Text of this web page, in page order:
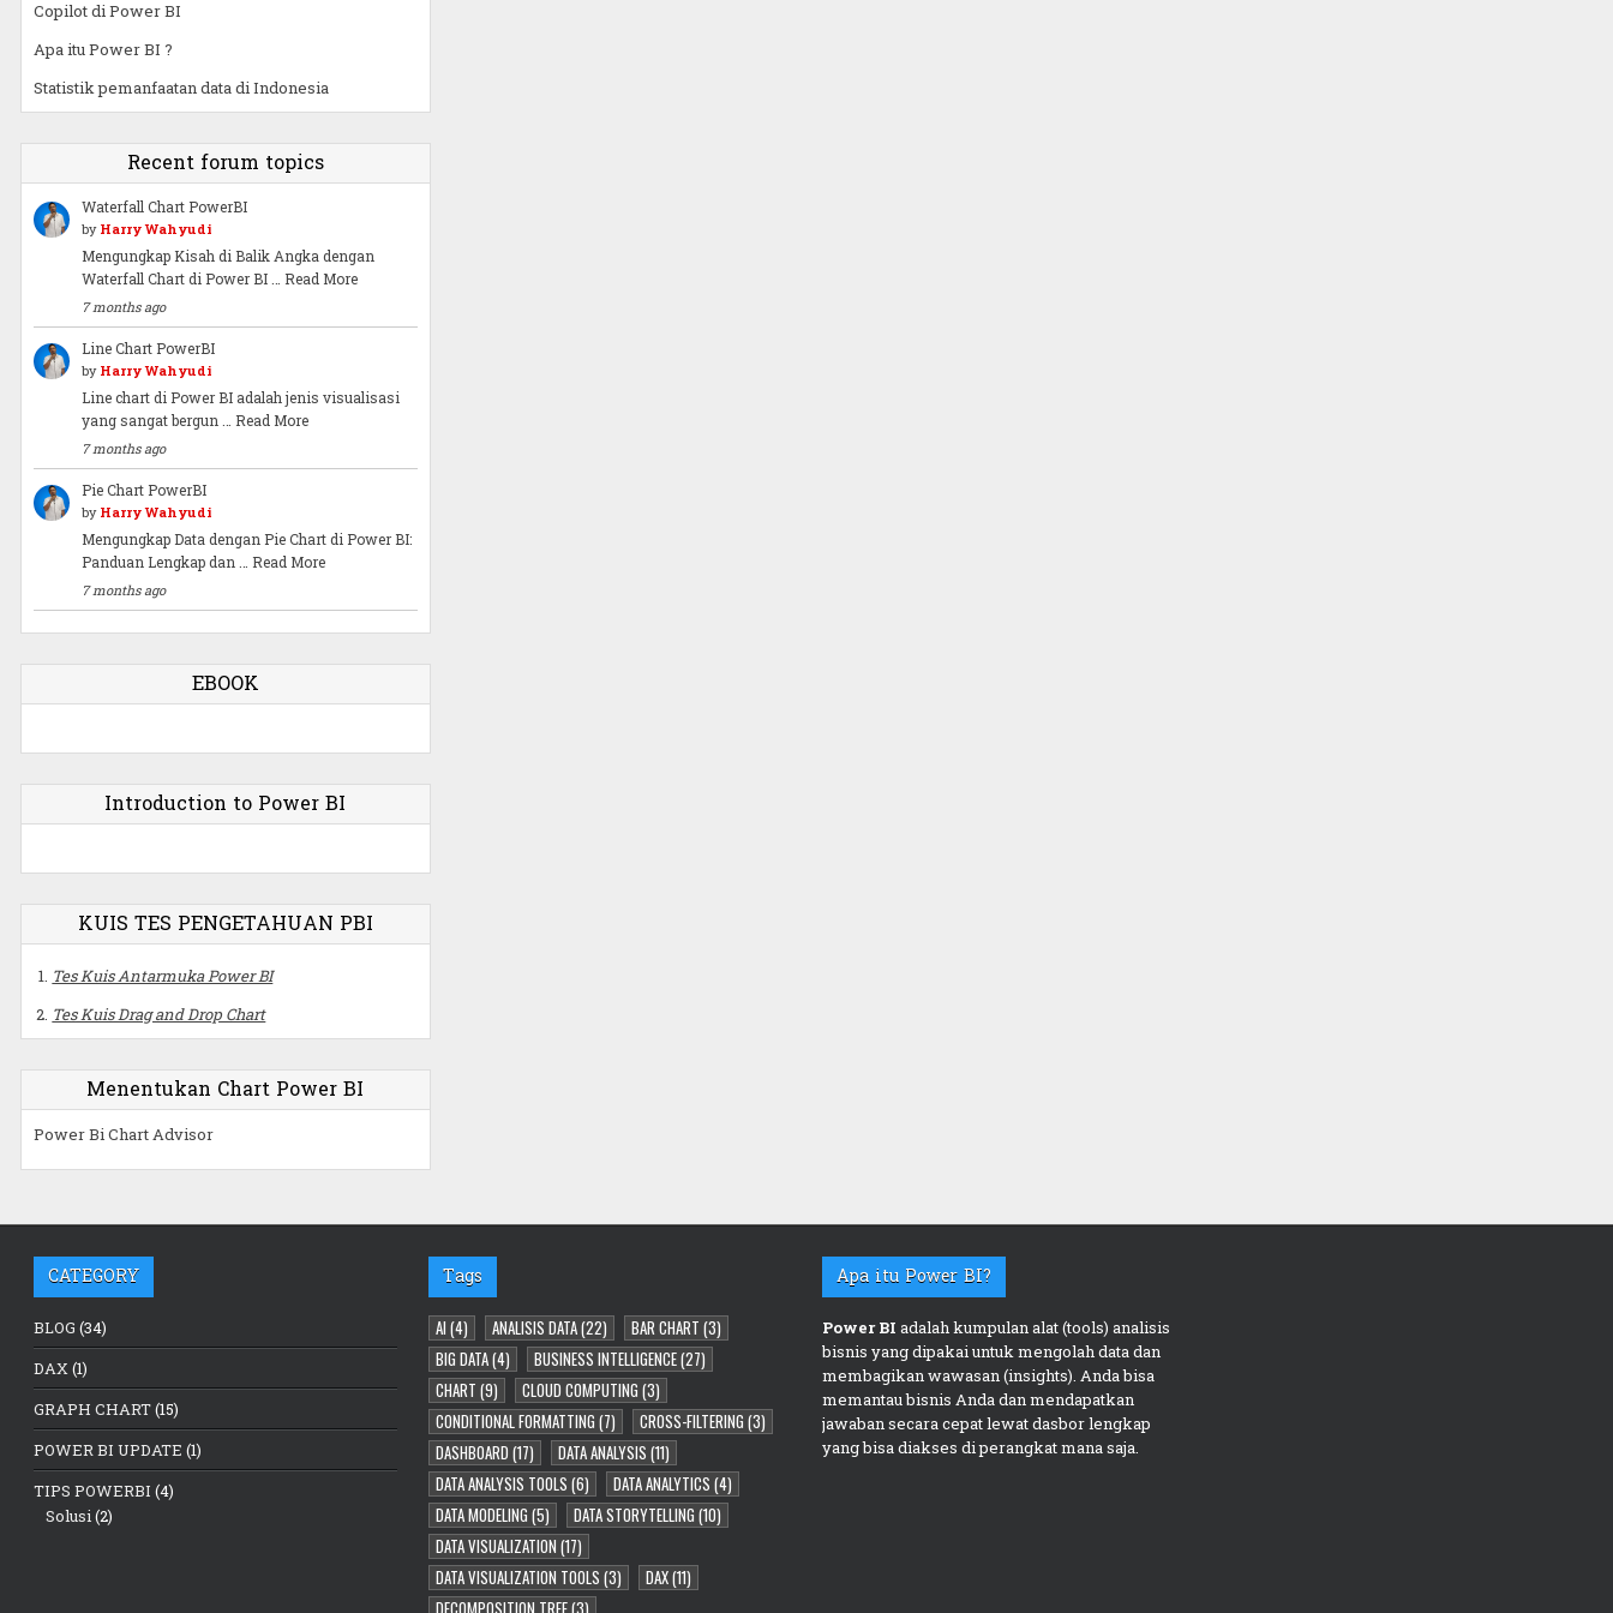
Copilot di Power BI
Apa itu Power BI ?
Statistik pemanfaatan data di Indonesia
Recent forum topics
Waterfall Chart PowerBI
by Harry Wahyudi
Mengungkap Kisah di Balik Angka dengan
Waterfall Chart di Power BI … Read More
7 months ago
Line Chart PowerBI
by Harry Wahyudi
Line chart di Power BI adalah jenis visualisasi
yang sangat bergun … Read More
7 months ago
Pie Chart PowerBI
by Harry Wahyudi
Mengungkap Data dengan Pie Chart di Power BI:
Panduan Lengkap dan … Read More
7 months ago
EBOOK
Introduction to Power BI
KUIS TES PENGETAHUAN PBI
Tes Kuis Antarmuka Power BI
Tes Kuis Drag and Drop Chart
Menentukan Chart Power BI
Power Bi Chart Advisor
CATEGORY
BLOG (34)
DAX(1)
GRAPH CHART(15)
POWER BI UPDATE (1)
TIPS POWERBI (4)
Solusi(2)
Tags
AI (4) ANALISIS DATA(22) BAR CHART (3)
BIG DATA(4) BUSINESS INTELLIGENCE(27)
CHART (9) CLOUD COMPUTING (3)
CONDITIONAL FORMATTING (7) CROSS-FILTERING (3)
DASHBOARD (17) DATA ANALYSIS (11)
DATA ANALYSIS TOOLS (6) DATA ANALYTICS (4)
DATA MODELING (5) DATA STORYTELLING (10)
DATA VISUALIZATION (17)
DATA VISUALIZATION TOOLS (3) DAX(11)
DECOMPOSITION TREE(3)
Apa itu Power BI?
Power BI adalah kumpulan alat (tools) analisis
bisnis yang dipakai untuk mengolah data dan
membagikan wawasan (insights). Anda bisa
memantau bisnis Anda dan mendapatkan
jawaban secara cepat lewat dasbor lengkap
yang bisa diakses di perangkat mana saja.